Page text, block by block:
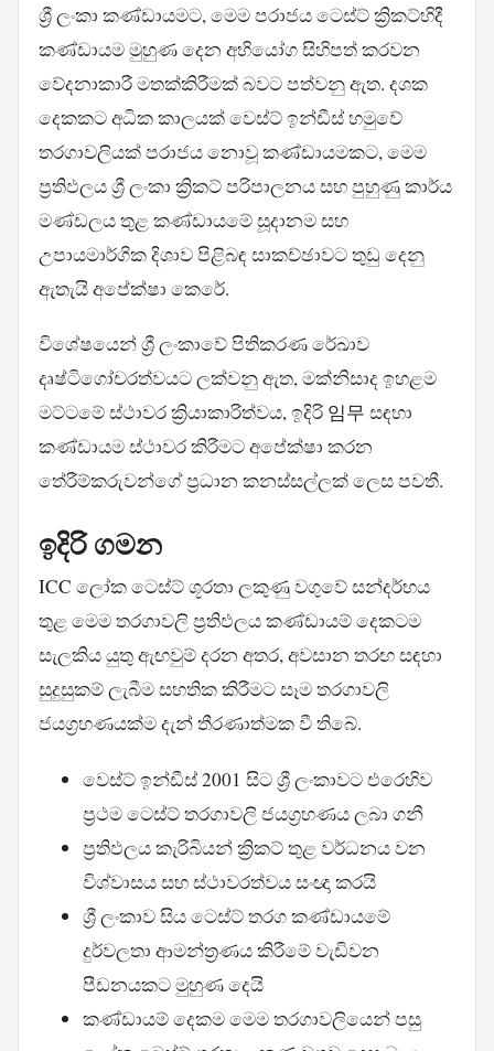
ශ්‍රී ලංකා කණ්ඩායමට, මෙම පරාජය ටෙස්ට් ක්‍රිකට්හිදී
කණ්ඩායම මුහුණ දෙන අභියෝග සිහිපත් කරවන
වේදනාකාරී මතක්කිරීමක් බවට පත්වනු ඇත. දශක
දෙකකට අධික කාලයක් වෙස්ට් ඉන්ඩීස් හමුවේ
තරගාවලියක් පරාජය නොවූ කණ්ඩායමකට, මෙම
ප්‍රතිඵලය ශ්‍රී ලංකා ක්‍රිකට් පරිපාලනය සහ පුහුණු කාර්ය
මණ්ඩලය තුළ කණ්ඩායමේ සූදානම සහ
උපායමාර්ගික දිශාව පිළිබඳ සාකච්ඡාවට තුඩු දෙනු
ඇතැයි අපේක්ෂා කෙරේ.
විශේෂයෙන් ශ්‍රී ලංකාවේ පිතිකරණ රේඛාව
දෘෂ්ටිගෝචරත්වයට ලක්වනු ඇත, මක්නිසාද ඉහළම
මට්ටමේ ස්ථාවර ක්‍රියාකාරිත්වය, ඉදිරි 임무 සඳහා
කණ්ඩායම ස්ථාවර කිරීමට අපේක්ෂා කරන
තේරීම්කරුවන්ගේ ප්‍රධාන කනස්සල්ලක් ලෙස පවතී.
ඉදිරි ගමන
ICC ලෝක ටෙස්ට් ශූරතා ලකුණු වගුවේ සන්දර්භය
තුළ මෙම තරගාවලි ප්‍රතිඵලය කණ්ඩායම් දෙකටම
සැලකිය යුතු ඇඟවුම් දරන අතර, අවසාන තරඟ සඳහා
සුදුසුකම් ලැබීම සහතික කිරීමට සෑම තරගාවලි
ජයග්‍රහණයක්ම දැන් තීරණාත්මක වී තිබේ.
වෙස්ට් ඉන්ඩීස් 2001 සිට ශ්‍රී ලංකාවට එරෙහිව
ප්‍රථම ටෙස්ට් තරගාවලි ජයග්‍රහණය ලබා ගනී
ප්‍රතිඵලය කැරිබියන් ක්‍රිකට් තුළ වර්ධනය වන
විශ්වාසය සහ ස්ථාවරත්වය සංඥා කරයි
ශ්‍රී ලංකාව සිය ටෙස්ට් තරග කණ්ඩායමේ
දුර්වලතා ආමන්ත්‍රණය කිරීමේ වැඩිවන
පීඩනයකට මුහුණ දෙයි
කණ්ඩායම් දෙකම මෙම තරගාවලියෙන් පසු